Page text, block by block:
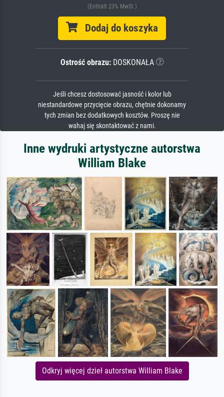
(Enthält 23% MwSt.)
Dodaj do koszyka
Ostrość obrazu:DOSKONAŁA
Jeśli chcesz dostosować jasność i kolor lub
niestandardowe przycięcie obrazu, chętnie dokonamy
tych zmian bez dodatkowych kosztów. Proszę nie
wahaj się skontaktować z nami.
Inne wydruki artystyczne autorstwa
William Blake
Odkryj więcej dzieł autorstwa William Blake